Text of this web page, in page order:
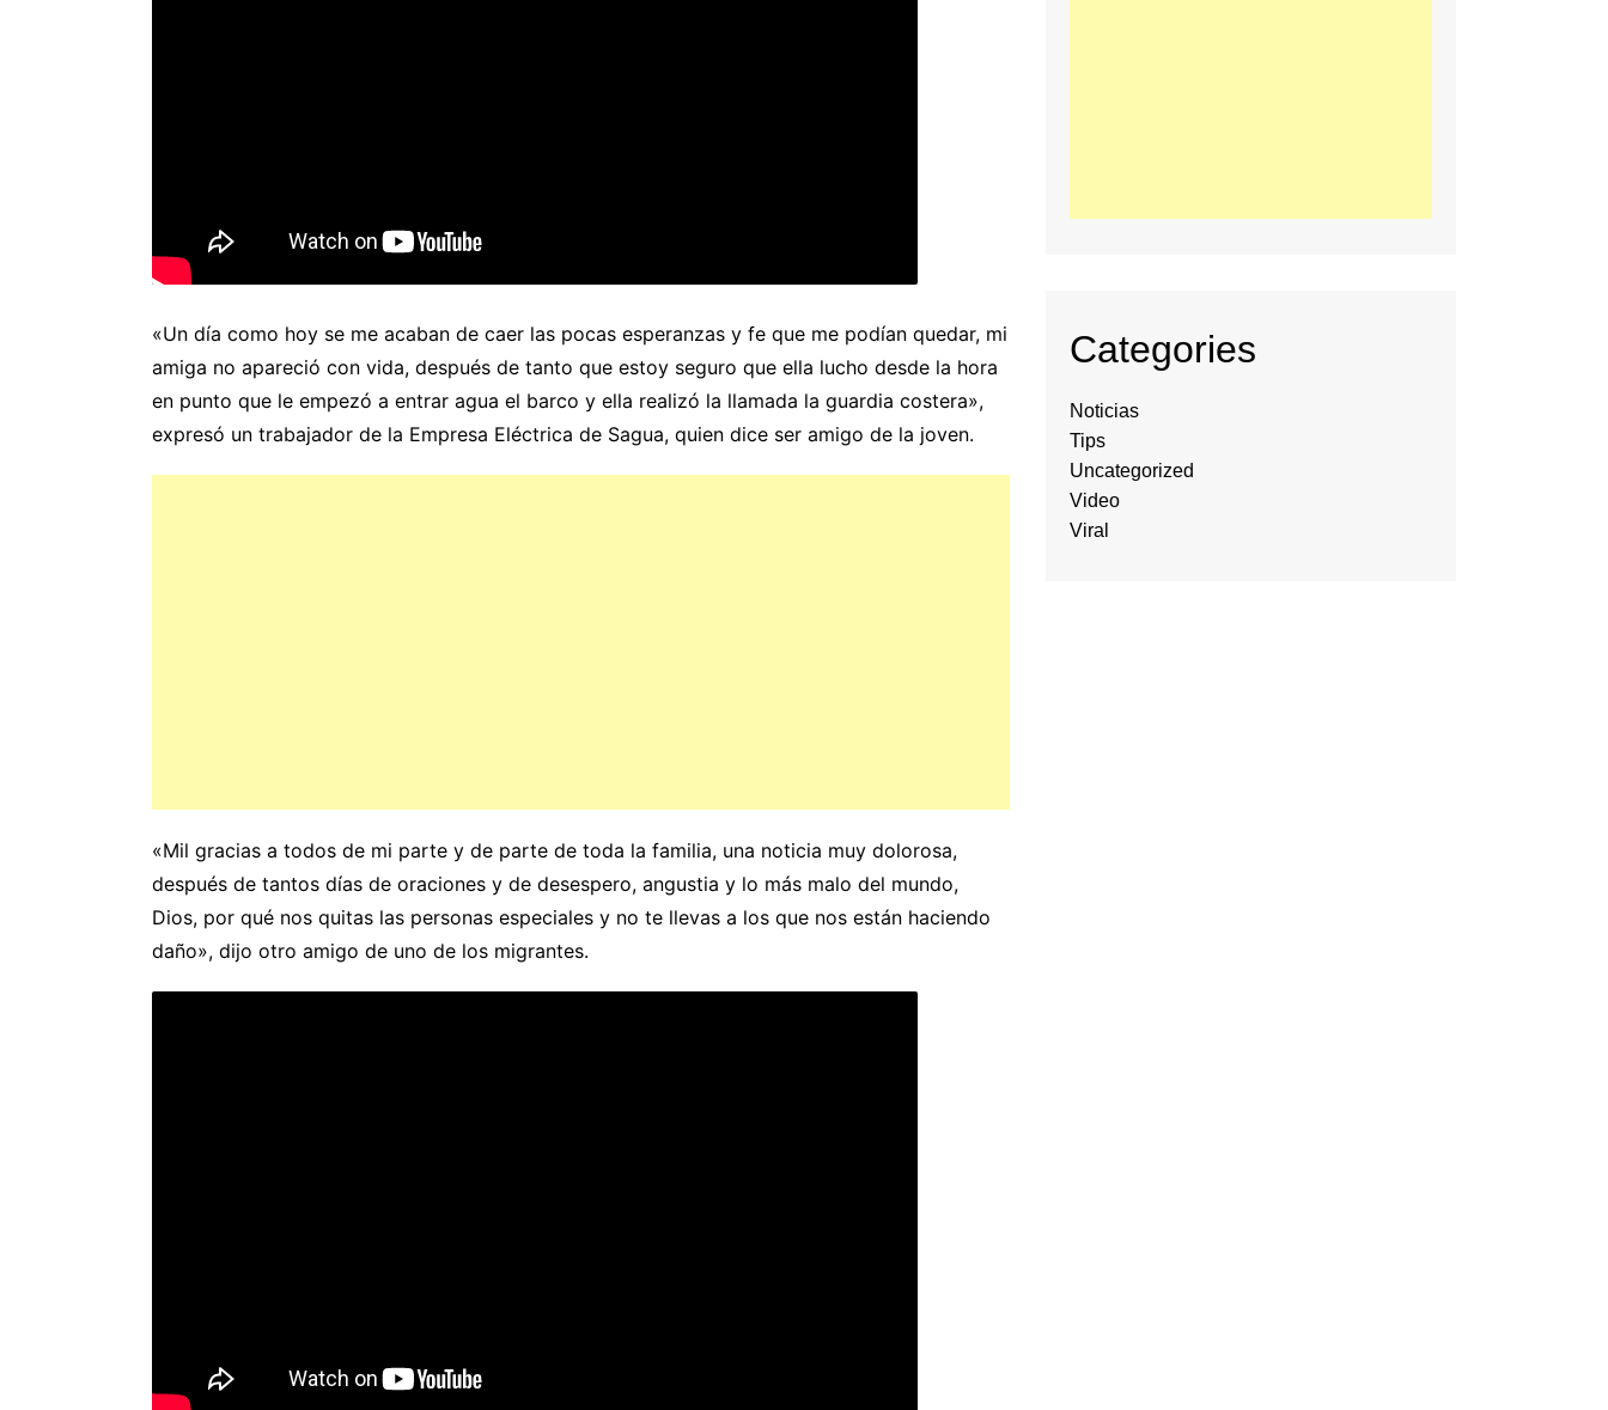
«Un día como hoy se me acaban de caer las pocas esperanzas y fe que me podían quedar, mi
amiga no apareció con vida, después de tanto que estoy seguro que ella lucho desde la hora
en punto que le empezó a entrar agua el barco y ella realizó la llamada la guardia costera»,
expresó un trabajador de la Empresa Eléctrica de Sagua, quien dice ser amigo de la joven.
«Mil gracias a todos de mi parte y de parte de toda la familia, una noticia muy dolorosa,
después de tantos días de oraciones y de desespero, angustia y lo más malo del mundo,
Dios, por qué nos quitas las personas especiales y no te llevas a los que nos están haciendo
daño», dijo otro amigo de uno de los migrantes.
Categories
Noticias
Tips
Uncategorized
Video
Viral